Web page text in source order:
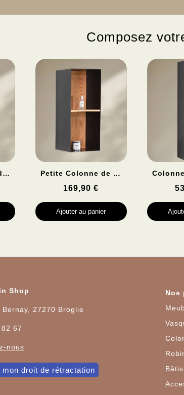
Composez
Colonne de salle de bain à suspendre CHADOW Aperçu rapide Petite Colonne de salle de bain CHADOW
169,90 €
Ajouter au panier
Shop
Bernay, 27270 Broglie
67
nous
mon droit de rétractation
Nos